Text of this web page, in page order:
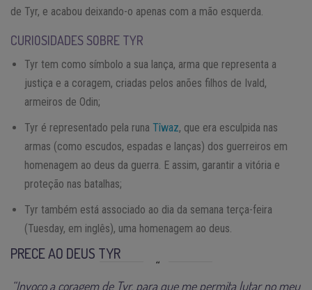
de Tyr, e acabou deixando-o apenas com a mão esquerda.
CURIOSIDADES SOBRE TYR
Tyr tem como símbolo a sua lança, arma que representa a
justiça e a coragem, criadas pelos anões filhos de Ivald,
armeiros de Odin;
Tyr é representado pela runa Tîwaz, que era esculpida nas
armas (como escudos, espadas e lanças) dos guerreiros em
homenagem ao deus da guerra. E assim, garantir a vitória e
proteção nas batalhas;
Tyr também está associado ao dia da semana terça-feira
(Tuesday, em inglês), uma homenagem ao deus.
PRECE AO DEUS TYR
“Invoco a coragem de Tyr, para que me permita lutar no meu